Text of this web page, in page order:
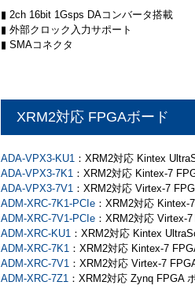
▮ 2ch 16bit 1Gsps DAコンバータ搭載
▮ 外部クロック入力サポート
▮ SMAコネクタ
XRM2対応 FPGAボード
ADA-VPX3-KU1 ：XRM2対応 Kintex
ADA-VPX3-7K1 ：XRM2対応 Kintex-7
ADA-VPX3-7V1 ：XRM2対応 Virtex-7
ADM-XRC-7K1-PCIe ：XRM2対応
ADM-XRC-7V1-PCIe ：XRM2対応 Virtex-
ADM-XRC-KU1 ：XRM2対応 Kintex
ADM-XRC-7K1 ：XRM2対応 Kintex-7
ADM-XRC-7V1 ：XRM2対応 Virtex-7
ADM-XRC-7Z1 ：XRM2対応 Zynq FPGA